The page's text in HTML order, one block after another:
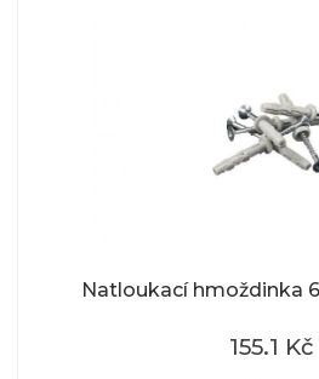
Natloukací hmoždinka
155.1 Kč